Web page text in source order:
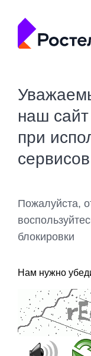
наш
при
сервисов
Пожалуйста,
блокировки
Нам нужно